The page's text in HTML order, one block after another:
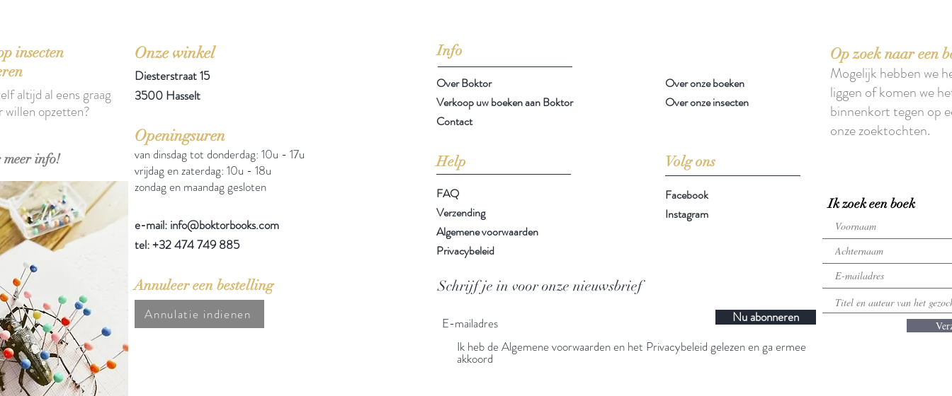
insecten
info!
altijd al eens graag
willen opzetten?
Onze winkel
Diesterstraat 15
3500 Hasselt
Openingsuren
van dinsdag tot donderdag: 10u - 17u
vrijdag en zaterdag: 10u - 18u
zondag en maandag gesloten
e-mail: info@boktorbooks.com
tel: +32 474 749 885
Info
Over Boktor
Verkoop uw boeken aan Boktor
Contact
Help Volg ons
Op zoek naar een
Mogelijk hebben we
liggen of komen we
binnenkort tegen op
onze zoektochten.
FAQ
Verzending
Algemene voorwaarden
Privacybeleid
Facebook
Instagram
Schrijf je in voor onze nieuwsbrief
Nu abonneren
Ik heb de Algemene voorwaarden en het Privacybeleid gelezen en ga ermee
akkoord
Ik zoek een boek
Over onze boeken
Over onze insecten
Annuleer een bestelling
Annulatie indienen